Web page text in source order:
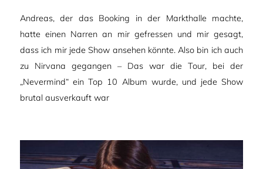
Andreas, der das Booking in der Markthalle machte,
hatte einen Narren an mir gefressen und mir gesagt,
dass ich mir jede Show ansehen könnte. Also bin ich auch
zu Nirvana gegangen – Das war die Tour, bei der
„Nevermind“ ein Top 10 Album wurde, und jede Show
brutal ausverkauft war